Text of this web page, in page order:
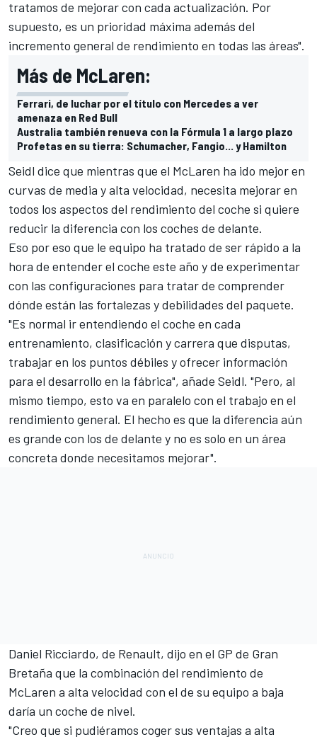
tratamos de mejorar con cada actualización. Por
supuesto, es un prioridad máxima además del
incremento general de rendimiento en todas las áreas".
Más de McLaren:
Ferrari, de luchar por el título con Mercedes a ver
amenaza en Red Bull
Australia también renueva con la Fórmula 1 a largo plazo
Profetas en su tierra: Schumacher, Fangio... y Hamilton
Seidl dice que mientras que el McLaren ha ido mejor en
curvas de media y alta velocidad, necesita mejorar en
todos los aspectos del rendimiento del coche si quiere
reducir la diferencia con los coches de delante.
Eso por eso que le equipo ha tratado de ser rápido a la
hora de entender el coche este año y de experimentar
con las configuraciones para tratar de comprender
dónde están las fortalezas y debilidades del paquete.
"Es normal ir entendiendo el coche en cada
entrenamiento, clasificación y carrera que disputas,
trabajar en los puntos débiles y ofrecer información
para el desarrollo en la fábrica", añade Seidl. "Pero, al
mismo tiempo, esto va en paralelo con el trabajo en el
rendimiento general. El hecho es que la diferencia aún
es grande con los de delante y no es solo en un área
concreta donde necesitamos mejorar".
Daniel Ricciardo, de Renault, dijo en el GP de Gran
Bretaña que la combinación del rendimiento de
McLaren a alta velocidad con el de su equipo a baja
daría un coche de nivel.
"Creo que si pudiéramos coger sus ventajas a alta